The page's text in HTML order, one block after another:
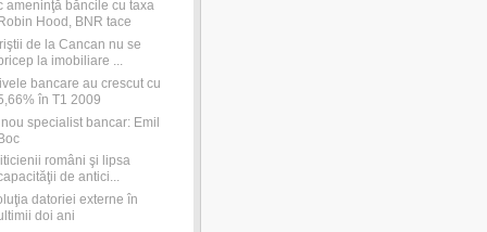
ameninţă băncile cu taxa
Hood, BNR tace
de la Cancan nu se
la imobiliare ...
bancare au crescut cu
în T1 2009
specialist bancar: Emil
români şi lipsa
de antici...
datoriei externe în
doi ani